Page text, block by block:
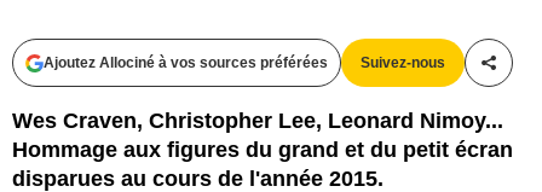
Ajoutez Allociné à vos sources préférées Suivez-nous
Wes Craven, Christopher Lee, Leonard Nimoy...
Hommage aux figures du grand et du petit écran
disparues au cours de l'année 2015.